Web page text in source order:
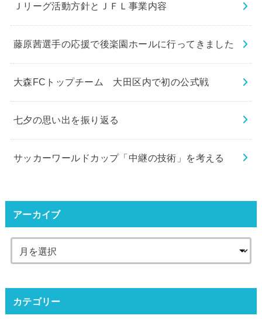
Ｊリーグ活動方針とＪＦＬ事業内容
藤原茜選手の応援で後楽園ホールに行ってきました
大森FCトップチーム 大田区内で初の公式戦
七夕の思い出を振り返る
サッカーワールドカップ「中継の技術」を考える
アーカイブ
カテゴリー